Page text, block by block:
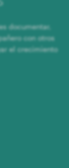
documentar,
con otros
el crecimiento